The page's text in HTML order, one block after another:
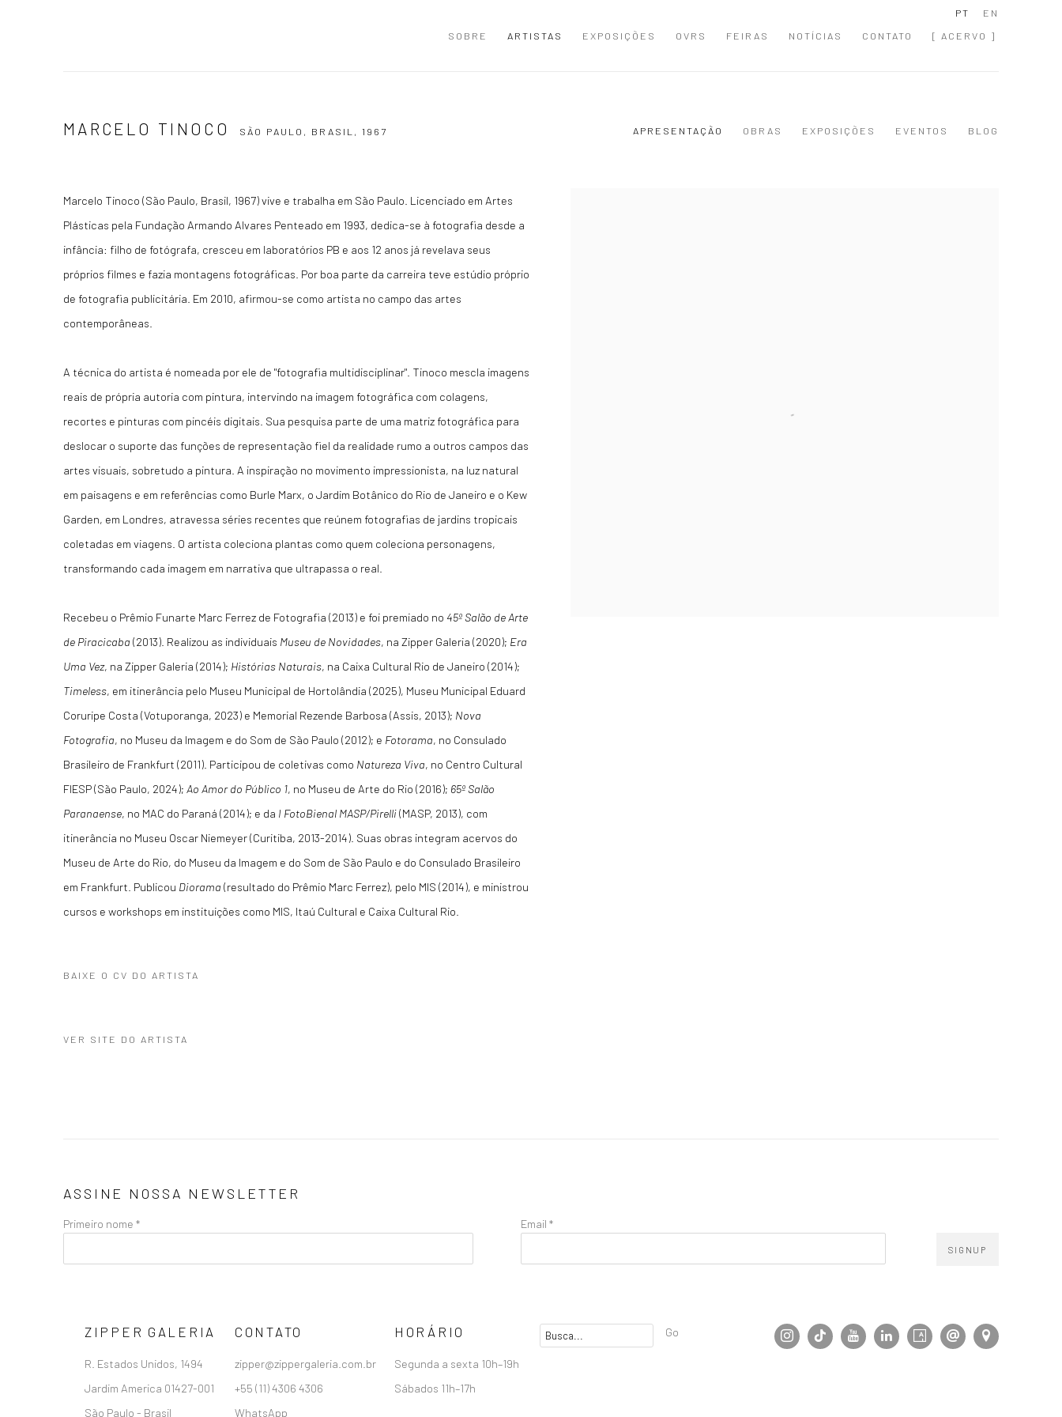
SOBRE ARTISTAS EXPOSIÇÕES OVRS FEIRAS NOTÍCIAS CONTATO [ ACERVO ]
PT EN
MARCELO TINOCO SÃO PAULO, BRASIL,1967 APRESENTAÇÃO OBRAS EXPOSIÇÕES EVENTOS BLOG
Marcelo Tinoco (São Paulo, Brasil, 1967) vive e trabalha em São Paulo. Licenciado em Artes
Plásticas pela Fundação Armando Alvares Penteado em 1993, dedica-se à fotografia desde a
infância: filho de fotógrafa, cresceu em laboratórios PB e aos 12 anos já revelava seus
próprios filmes e fazia montagens fotográficas. Por boa parte da carreira teve estúdio próprio
de fotografia publicitária. Em 2010, afirmou-se como artista no campo das artes
contemporâneas.
A técnica do artista é nomeada por ele de "fotografia multidisciplinar". Tinoco mescla imagens
reais de própria autoria com pintura, intervindo na imagem fotográfica com colagens,
recortes e pinturas com pincéis digitais. Sua pesquisa parte de uma matriz fotográfica para
deslocar o suporte das funções de representação fiel da realidade rumo a outros campos das
artes visuais, sobretudo a pintura. A inspiração no movimento impressionista, na luz natural
em paisagens e em referências como Burle Marx, o Jardim Botânico do Rio de Janeiro e o Kew
Garden, em Londres, atravessa séries recentes que reúnem fotografias de jardins tropicais
coletadas em viagens. O artista coleciona plantas como quem coleciona personagens,
transformando cada imagem em narrativa que ultrapassa o real.
Recebeu o Prêmio Funarte Marc Ferrez de Fotografia (2013) e foi premiado no 45º Salão de Arte
de Piracicaba (2013). Realizou as individuais Museu de Novidades, na Zipper Galeria (2020); Era
Uma Vez, na Zipper Galeria (2014); Histórias Naturais, na Caixa Cultural Rio de Janeiro (2014);
Timeless, em itinerância pelo Museu Municipal de Hortolândia (2025), Museu Municipal Eduard
Coruripe Costa (Votuporanga, 2023) e Memorial Rezende Barbosa (Assis, 2013); Nova
Fotografia, no Museu da Imagem e do Som de São Paulo (2012); e Fotorama, no Consulado
Brasileiro de Frankfurt (2011). Participou de coletivas como Natureza Viva, no Centro Cultural
FIESP (São Paulo, 2024); Ao Amor do Público 1, no Museu de Arte do Rio (2016); 65º Salão
Paranaense, no MAC do Paraná (2014); e da I FotoBienal MASP/Pirelli(MASP, 2013), com
itinerância no Museu Oscar Niemeyer (Curitiba, 2013-2014). Suas obras integram acervos do
Museu de Arte do Rio, do Museu da Imagem e do Som de São Paulo e do Consulado Brasileiro
em Frankfurt. Publicou Diorama (resultado do Prêmio Marc Ferrez), pelo MIS (2014), e ministrou
cursos e workshops em instituições como MIS, Itaú Cultural e Caixa Cultural Rio.
BAIXE O CV DO ARTISTA
VER SITE DO ARTISTA
ASSINE NOSSA NEWSLETTER
Primeiro nome * Email *
SIGNUP
ZIPPER GALERIA
R. Estados Unidos, 1494
Jardim America 01427-001
São Paulo - Brasil
CONTATO
zipper@zippergaleria.com.br
+55 (11) 4306 4306
WhatsApp
HORÁRIO
Segunda a sexta 10h–19h
Sábados 11h–17h
Go